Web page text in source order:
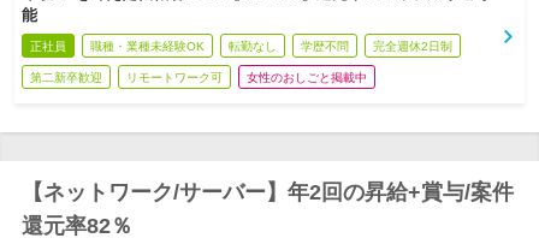
能
正社員 職種・業種未経験OK 転勤なし 学歴不問 完全週休2日制
第二新卒歓迎 リモートワーク可 女性のおしごと掲載中
【ネットワーク/サーバー】年2回の昇給+賞与/案件
還元率82％